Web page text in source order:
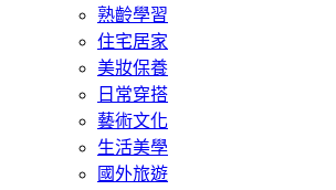
熟齡學習
住宅居家
美妝保養
日常穿搭
藝術文化
生活美學
國外旅遊